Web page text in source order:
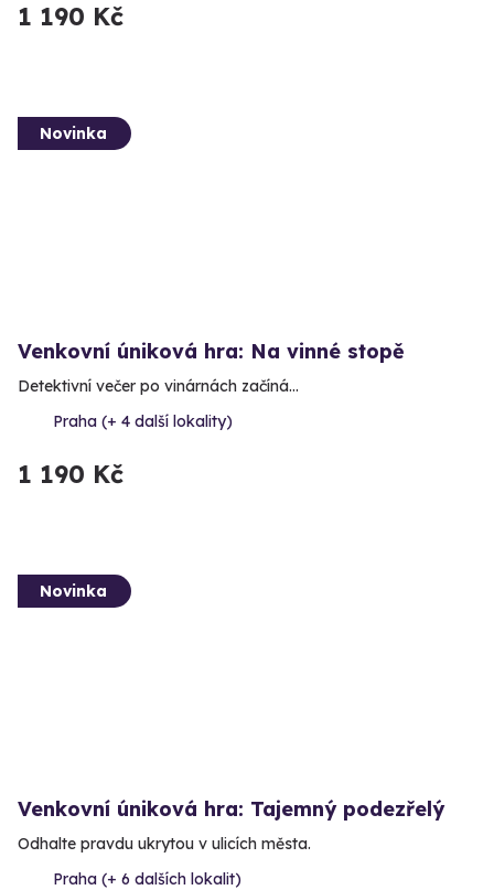
1 190 Kč
Novinka
Venkovní úniková hra: Na vinné stopě
Detektivní večer po vinárnách začíná…
Praha (+ 4 další lokality)
1 190 Kč
Novinka
Venkovní úniková hra: Tajemný podezřelý
Odhalte pravdu ukrytou v ulicích města.
Praha (+ 6 dalších lokalit)